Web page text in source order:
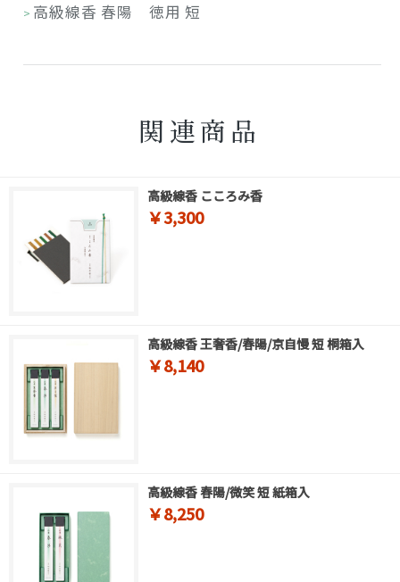
> 高級線香 春陽 徳用 短
関連商品
高級線香 こころみ香
￥3,300
高級線香 王奢香/春陽/京自慢 短 桐箱入
￥8,140
高級線香 春陽/微笑 短 紙箱入
￥8,250